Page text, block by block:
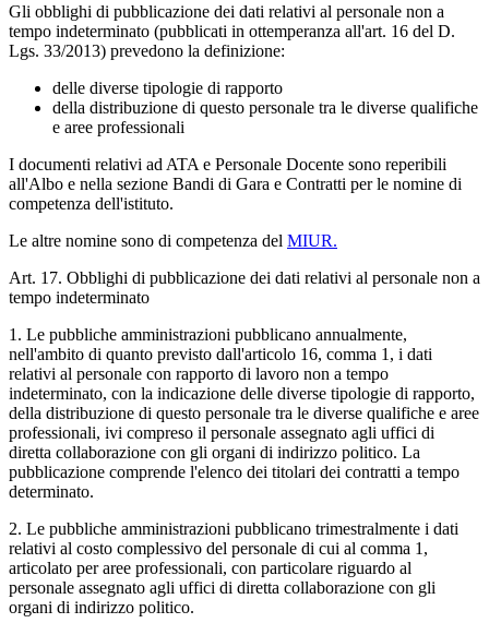
Gli obblighi di pubblicazione dei dati relativi al personale non a
tempo indeterminato (pubblicati in ottemperanza all'art. 16 del D.
Lgs. 33/2013) prevedono la definizione:
delle diverse tipologie di rapporto
della distribuzione di questo personale tra le diverse qualifiche
e aree professionali
I documenti relativi ad ATA e Personale Docente sono reperibili
all'Albo e nella sezione Bandi di Gara e Contratti per le nomine di
competenza dell'istituto.
Le altre nomine sono di competenza del MIUR.
Art. 17. Obblighi di pubblicazione dei dati relativi al personale non a
tempo indeterminato
1. Le pubbliche amministrazioni pubblicano annualmente,
nell'ambito di quanto previsto dall'articolo 16, comma 1, i dati
relativi al personale con rapporto di lavoro non a tempo
indeterminato, con la indicazione delle diverse tipologie di rapporto,
della distribuzione di questo personale tra le diverse qualifiche e aree
professionali, ivi compreso il personale assegnato agli uffici di
diretta collaborazione con gli organi di indirizzo politico. La
pubblicazione comprende l'elenco dei titolari dei contratti a tempo
determinato.
2. Le pubbliche amministrazioni pubblicano trimestralmente i dati
relativi al costo complessivo del personale di cui al comma 1,
articolato per aree professionali, con particolare riguardo al
personale assegnato agli uffici di diretta collaborazione con gli
organi di indirizzo politico.